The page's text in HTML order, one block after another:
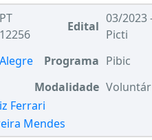
PT
12256
Edital
03/2023
Picti
Alegre Programa Pibic
Modalidade
Ferrari
Mendes